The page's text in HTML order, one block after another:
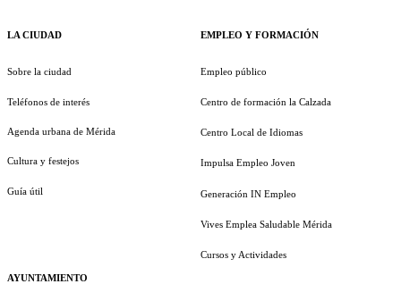
LA CIUDAD
Sobre la ciudad
Teléfonos de interés
Agenda urbana de Mérida
Cultura y festejos
Guía útil
AYUNTAMIENTO
EMPLEO Y FORMACIÓN
Empleo público
Centro de formación la Calzada
Centro Local de Idiomas
Impulsa Empleo Joven
Generación IN Empleo
Vives Emplea Saludable Mérida
Cursos y Actividades